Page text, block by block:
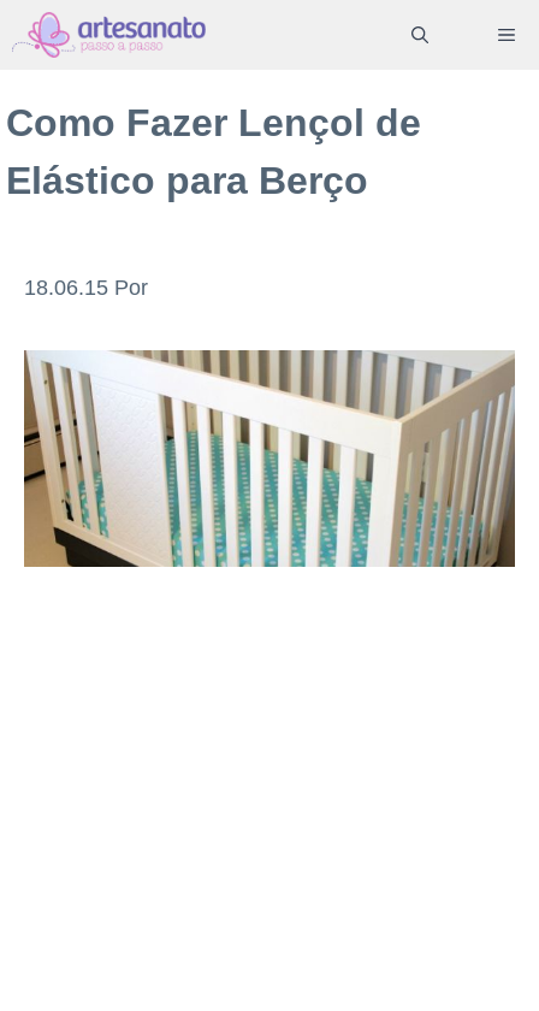
Pular
para
conteúdo
Como Fazer Lençol de
Elástico para Berço
18.06.15 Por